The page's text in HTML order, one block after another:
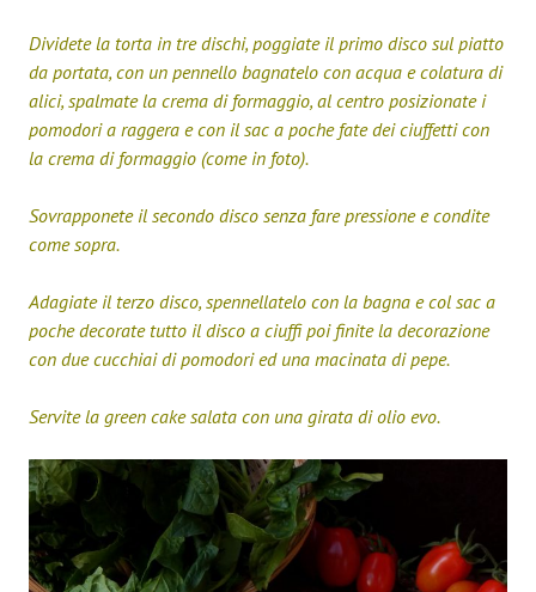
Dividete la torta in tre dischi, poggiate il primo disco sul piatto
da portata, con un pennello bagnatelo con acqua e colatura di
alici, spalmate la crema di formaggio, al centro posizionate i
pomodori a raggera e con il sac a poche fate dei ciuffetti con
la crema di formaggio (come in foto).
Sovrapponete il secondo disco senza fare pressione e condite
come sopra.
Adagiate il terzo disco, spennellatelo con la bagna e col sac a
poche decorate tutto il disco a ciuffi poi finite la decorazione
con due cucchiai di pomodori ed una macinata di pepe.
Servite la green cake salata con una girata di olio evo.